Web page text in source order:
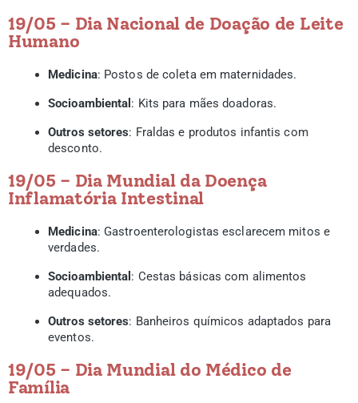
19/05 – Dia Nacional de Doação de Leite
Humano
Medicina: Postos de coleta em maternidades.
Socioambiental : Kits para mães doadoras.
Outros setores: Fraldas e produtos infantis com
desconto.
19/05 – Dia Mundial da Doença
Inflamatória Intestinal
Medicina: Gastroenterologistas esclarecem mitos e
verdades.
Socioambiental : Cestas básicas com alimentos
adequados.
Outros setores: Banheiros químicos adaptados para
eventos.
19/05 – Dia Mundial do Médico de
Família